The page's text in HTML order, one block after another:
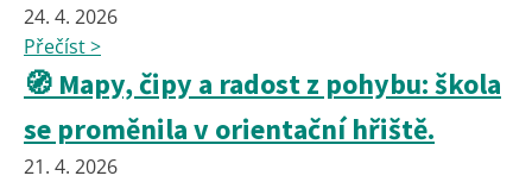
24. 4. 2026
Přečíst >
🧭 Mapy, čipy a radost z pohybu: škola
se proměnila v orientační hřiště.
21. 4. 2026